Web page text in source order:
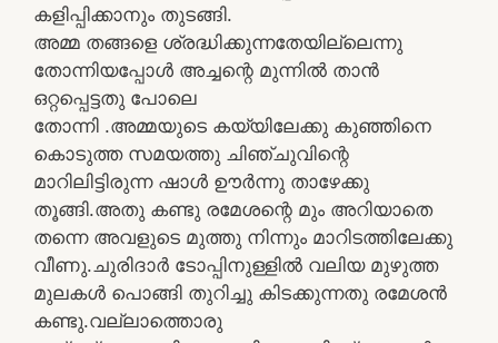
കളിപ്പിക്കാനും തുടങ്ങി.
അമ്മ തങ്ങളെ ശ്രദ്ധിക്കുന്നതേയില്ലെന്നു
തോന്നിയപ്പോള്‍ അച്ചന്റെ മുന്നില്‍ താന്‍
ഒറ്റപ്പെട്ടതു പോലെ
തോന്നി .അമ്മയുടെ കയ്യിലേക്കു കുഞ്ഞിനെ
കൊടുത്ത സമയത്തു ചിഞ്ചുവിന്റെ
മാറിലിട്ടിരുന്ന ഷാള്‍ ഊര്‍ന്നു താഴേക്കു
തൂങ്ങി.അതു കണ്ടു രമേശന്റെ മും അറിയാതെ
തന്നെ അവളുടെ മുത്തു നിന്നും മാറിടത്തിലേക്കു
വീണു.ചുരിദാര്‍ ടോപ്പിനുള്ളില്‍ വലിയ മുഴുത്ത
മുലകള്‍ പൊങ്ങി തുറിച്ചു കിടക്കുന്നതു രമേശന്‍
കണ്ടു.വല്ലാത്തൊരു